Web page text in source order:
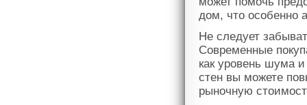
дом, что особенно
Не следует
Современные
как уровень шума
стен вы можете
рыночную